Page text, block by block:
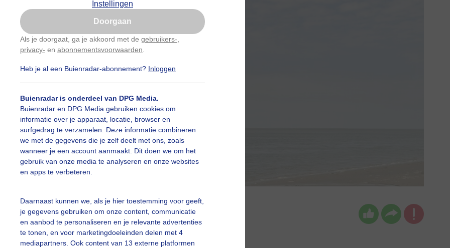
Instellingen
Doorgaan
Als je doorgaat, ga je akkoord met de gebruikers-
privacy- en abonnementsvoorwaarden
Heb je al een Buienradar-abonnement? Inloggen
Buienradar is onderdeel van DPG Media.
Buienradar en DPG Media gebruiken cookies om
informatie over je apparaat, locatie, browser en
surfgedrag te verzamelen. Deze informatie combineren
we met de gegevens die je zelf deelt met ons, zoals
wanneer je een account aanmaakt. Dit doen we om het
gebruik van onze media te analyseren en onze websites
en apps te verbeteren.
Daarnaast kunnen we, als je hier toestemming voor geeft,
je gegevens gebruiken om onze content, communicatie
en aanbod te personaliseren en je relevante advertenties
te tonen, en voor marketingdoeleinden delen met 4
mediapartners. Ook content van 13 externe platformen
Francien Tax Gemaakt: 16-06-2026, 19x bekeken
Wolken Wind
Is goed, toon de popup
Nu niet, misschien later
Gebruik je Safari en wil je niet elke dag deze pop-up
Klikhierom dit aan te passen